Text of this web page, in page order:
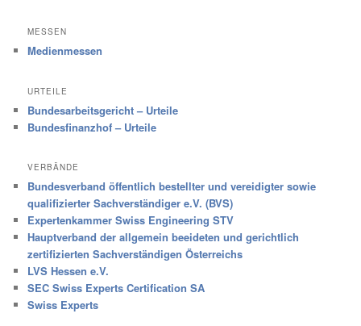
MESSEN
Medienmessen
URTEILE
Bundesarbeitsgericht – Urteile
Bundesfinanzhof – Urteile
VERBÄNDE
Bundesverband öffentlich bestellter und vereidigter sowie
qualifizierter Sachverständiger e.V. (BVS)
Expertenkammer Swiss Engineering STV
Hauptverband der allgemein beeideten und gerichtlich
zertifizierten Sachverständigen Österreichs
LVS Hessen e.V.
SEC Swiss Experts Certification SA
Swiss Experts